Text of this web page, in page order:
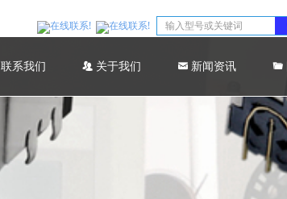
联系我们 뀡 关于我们 낂 新闻资讯 끆